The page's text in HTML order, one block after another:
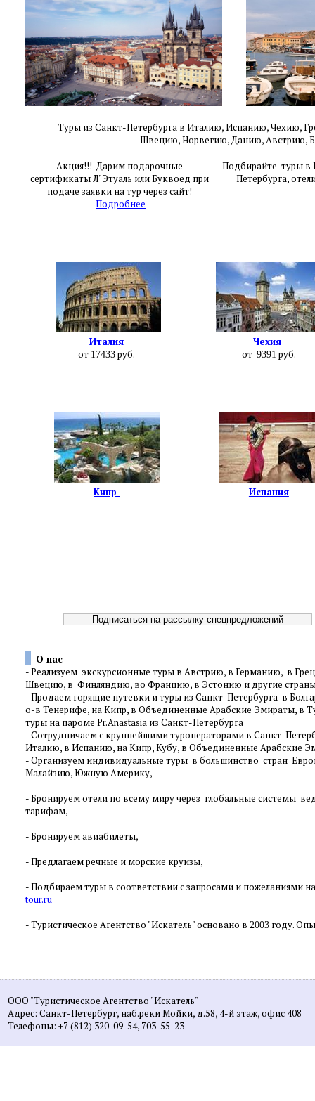
Туры из Санкт-Петербурга в Италию, Испанию, Чехию,
Швецию,Норвегию, Данию, Австрию,
Акция!!! Дарим подарочные
сертификаты Л"Этуаль или Буквоед при
подаче заявки на тур через сайт!
Подробнее
Подбирайте туры в
Петербурга,
Италия
от 17433 руб.
Чехия
от 9391 руб.
Кипр Испания
О нас
-Реализуем экскурсионные туры в Австрию, в Германию, в
Швецию, в Финляндию, во Францию, в Эстонию и другие
-Продаем горящие путевки и туры из Санкт-Петербурга в
о-в Тенерифе, на Кипр, в Объединенные Арабские Эмираты, в
туры на пароме Pr.Anastasia из Санкт-Петербурга
-Сотрудничаем с крупнейшими туроператорами в Санкт-
Италию, в Испанию, на Кипр, Кубу, в Объединенные Арабские
-Организуем индивидуальные туры в большинство стран
Малайзию, Южную Америку,
-Бронируем отели по всему миру через глобальные системы
тарифам,
-Бронируем авиабилеты,
-Предлагаем речные и морские круизы,
- Подбираем туры в соответствии с запросами и пожеланиями
tour.ru
- Туристическое Агентство "Искатель" основано в2003 году.
ООО "Туристическое Агентство "Искатель"
Адрес: Санкт-Петербург, наб.реки Мойки, д.58, 4-й этаж, офис 408
Телефоны: +7 (812) 320-09-54, 703-55-23